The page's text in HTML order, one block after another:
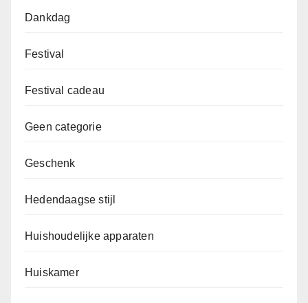
Dankdag
Festival
Festival cadeau
Geen categorie
Geschenk
Hedendaagse stijl
Huishoudelijke apparaten
Huiskamer